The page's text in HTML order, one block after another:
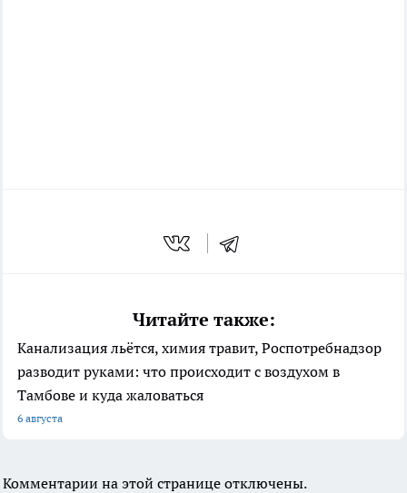
Читайте также:
Канализация льётся, химия травит, Роспотребнадзор
разводит руками: что происходит с воздухом в
Тамбове и куда жаловаться
6 августа
Комментарии на этой странице отключены.